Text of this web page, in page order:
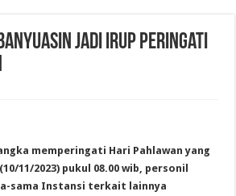
Jadi Irup Peringati
memperingati Hari Pahlawan yang
11/2023) pukul 08.00 wib, personil
sama Instansi terkait lainnya